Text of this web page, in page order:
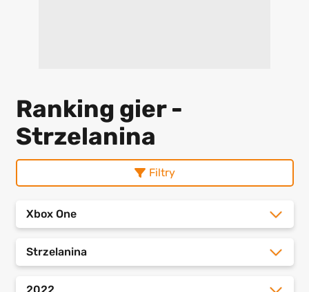
Ranking gier -
Strzelanina
Filtry
Xbox One
Strzelanina